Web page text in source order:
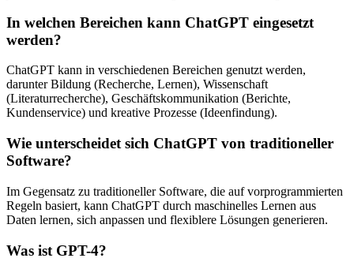
In welchen Bereichen kann ChatGPT eingesetzt
werden?
ChatGPT kann in verschiedenen Bereichen genutzt werden,
darunter Bildung (Recherche, Lernen), Wissenschaft
(Literaturrecherche), Geschäftskommunikation (Berichte,
Kundenservice) und kreative Prozesse (Ideenfindung).
Wie unterscheidet sich ChatGPT von traditioneller
Software?
Im Gegensatz zu traditioneller Software, die auf vorprogrammierten
Regeln basiert, kann ChatGPT durch maschinelles Lernen aus
Daten lernen, sich anpassen und flexiblere Lösungen generieren.
Was ist GPT-4?